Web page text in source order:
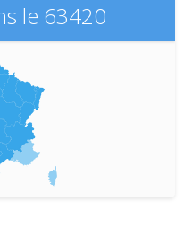
le 63420